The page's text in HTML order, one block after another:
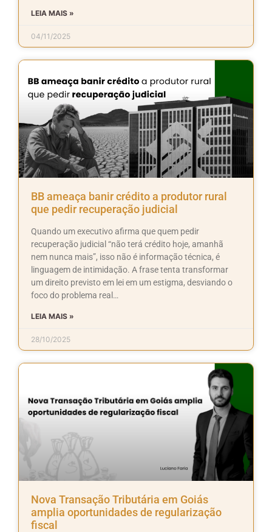
LEIA MAIS »
04/11/2025
BB ameaça banir crédito a produtor rural
que pedir recuperação judicial
Quando um executivo afirma que quem pedir
recuperação judicial “não terá crédito hoje, amanhã
nem nunca mais”, isso não é informação técnica, é
linguagem de intimidação. A frase tenta transformar
um direito previsto em lei em um estigma, desviando o
foco do problema real…
LEIA MAIS »
28/10/2025
Nova Transação Tributária em Goiás
amplia oportunidades de regularização
fiscal